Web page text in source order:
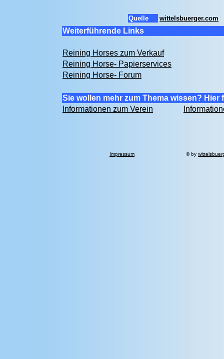
Quelle wittelsbuerger.com
Weiterführende Links
Reining Horses zum Verkauf
Reining Horse- Papierservices
Reining Horse- Forum
Sie wollen mehr zum Thema wissen? Hier
Informationen zum Verein
Impressum © by